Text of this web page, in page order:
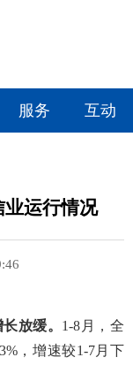
服务 互动
业运行情况
放缓。 1-8月
，全
%，增速较1-7月下